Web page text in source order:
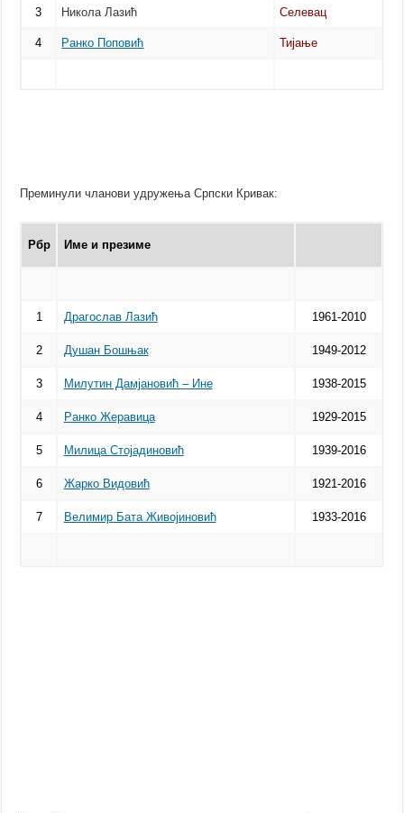
3 Никола Лазић Селевац
4 Ранко Поповић Тијање
Преминули чланови удружења Српски Кривак:
Рбр Име и презиме
1 Драгослав Лазић 1961-2010
2 Душан Бошњак 1949-2012
3 Милутин Дамјановић – Ине 1938-2015
4 Ранко Жеравица 1929-2015
5 Милица Стојадиновић 1939-2016
6 Жарко Видовић 1921-2016
7 Велимир Бата Живојиновић 1933-2016